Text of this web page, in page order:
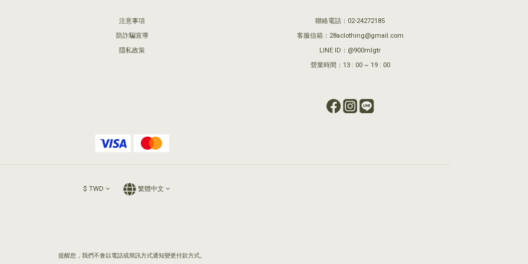
注意事項
防詐騙宣導
隱私政策
聯絡電話：02-24272185
客服信箱：28aclothing@gmail.com
LINE ID：@900mlgtr
營業時間：13 : 00 ~ 19 : 00
$ TWD 繁體中文
提醒您，我們不會以電話或簡訊方式通知變更付款方式。